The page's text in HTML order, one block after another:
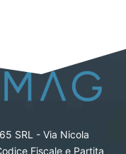
SRL - Via Nicola
Fiscale e Partita